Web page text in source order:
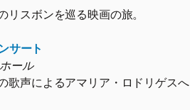
スボンを巡る映画の旅。
サート
ール
歌声によるアマリア・ロドリゲスへ